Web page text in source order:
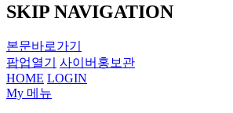
SKIP NAVIGATION
본문바로가기
팝업열기
사이버홍보관
HOME LOGIN
My 메뉴